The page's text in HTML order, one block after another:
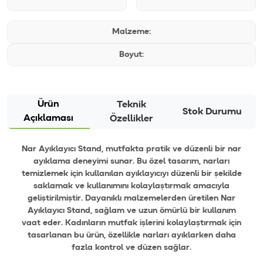
Malzeme:
Boyut:
Ürün
Açıklaması
Teknik
Özellikler
Stok Durumu
Nar Ayıklayıcı Stand, mutfakta pratik ve düzenli bir nar
ayıklama deneyimi sunar. Bu özel tasarım, narları
temizlemek için kullanılan ayıklayıcıyı düzenli bir şekilde
saklamak ve kullanımını kolaylaştırmak amacıyla
geliştirilmiştir. Dayanıklı malzemelerden üretilen Nar
Ayıklayıcı Stand, sağlam ve uzun ömürlü bir kullanım
vaat eder. Kadınların mutfak işlerini kolaylaştırmak için
tasarlanan bu ürün, özellikle narları ayıklarken daha
fazla kontrol ve düzen sağlar.